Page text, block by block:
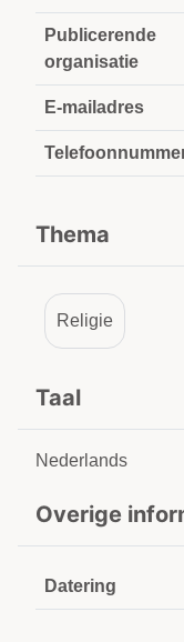
Publicerende
organisatie
E-mailadres
Thema
Religie
Taal
Nederlands
Overige
Datering